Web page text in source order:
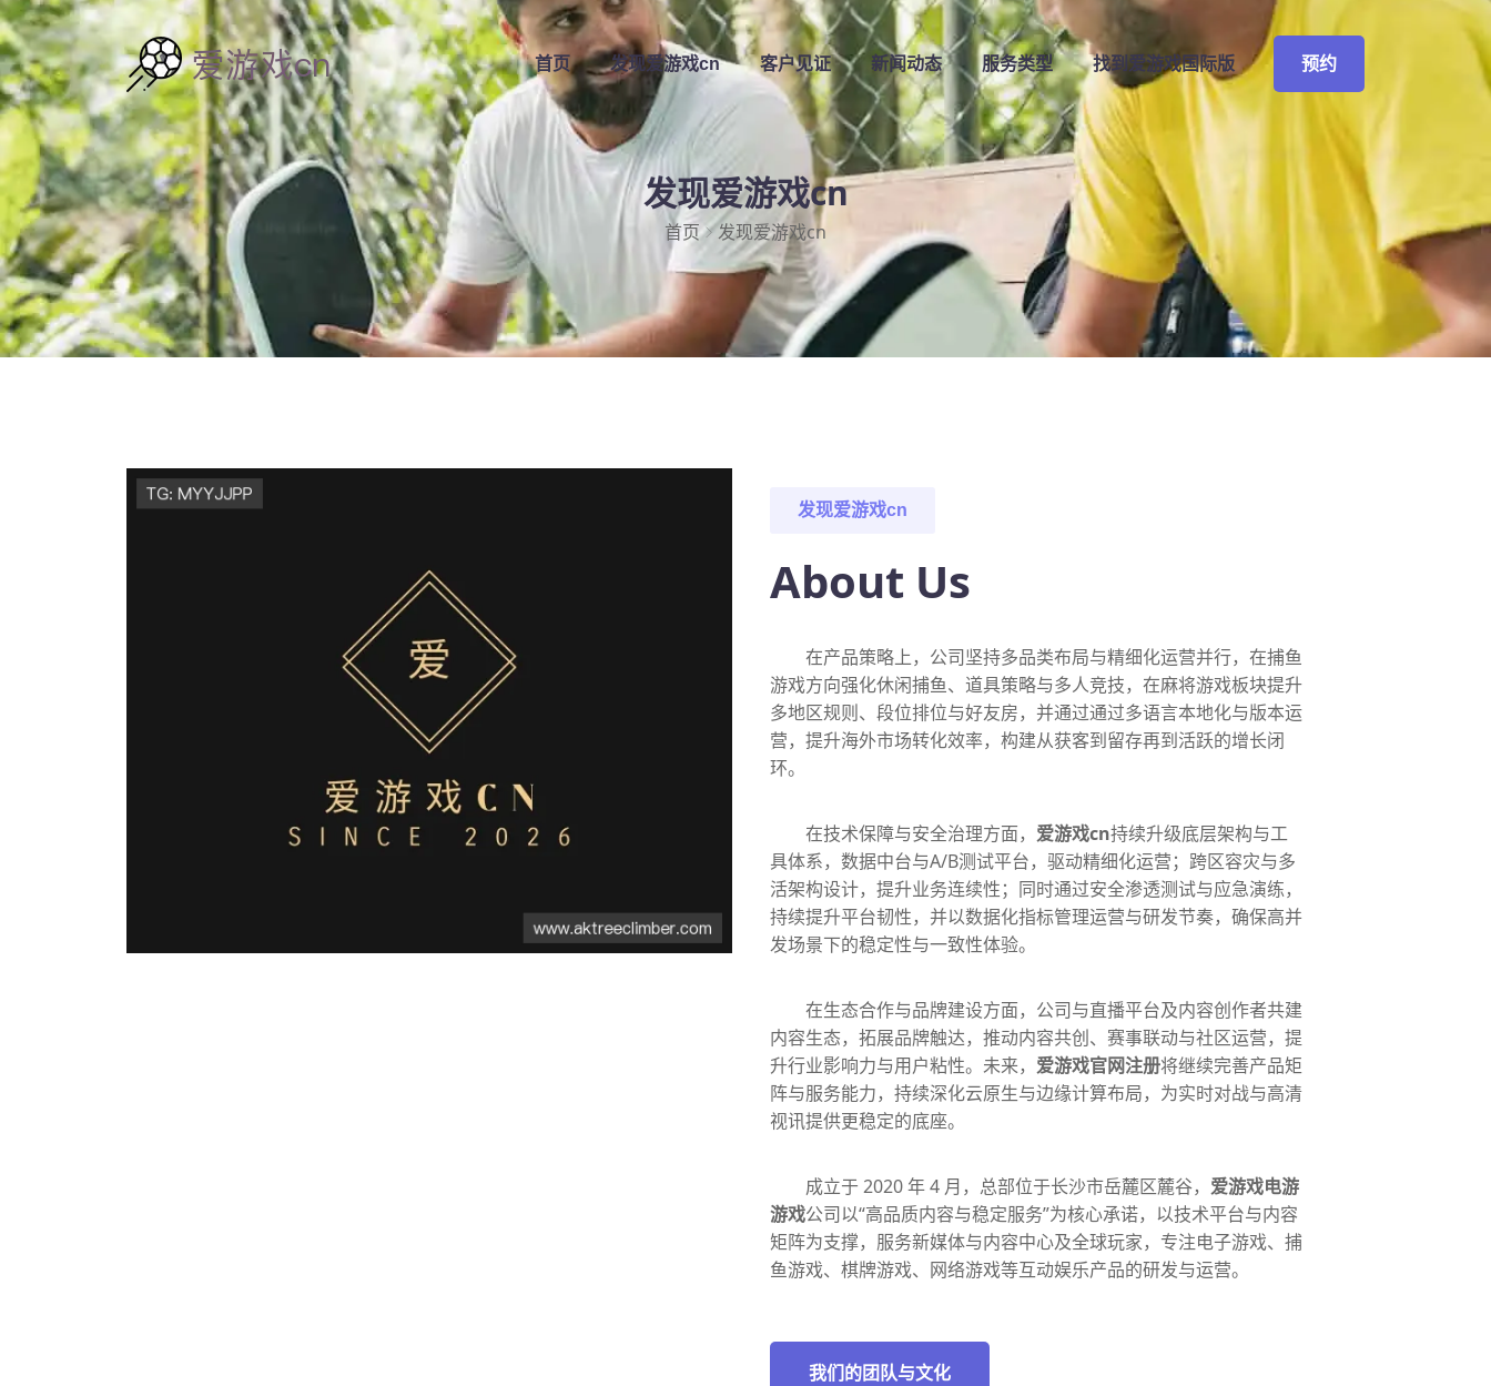
首页 发现爱游戏cn 客户见证 新闻动态 服务类型 找到 爱游戏国际版 预约
发现爱游戏cn
首页 发现爱游戏cn
发现爱游戏cn
About Us
在产品策略上，公司坚持多品类布局与精细化运营并行，在捕鱼
游戏方向强化休闲捕鱼、道具策略与多人竞技，在麻将游戏板块提升
多地区规则、段位排位与好友房，并通过通过多语言本地化与版本运
营，提升海外市场转化效率，构建从获客到留存再到活跃的增长闭
环。
在技术保障与安全治理方面， 爱游戏cn持续升级底层架构与工
具体系，数据中台与A/B测试平台，驱动精细化运营；跨区容灾与多
活架构设计，提升业务连续性；同时通过安全渗透测试与应急演练，
持续提升平台韧性，并以数据化指标管理运营与研发节奏，确保高并
发场景下的稳定性与一致性体验。
在生态合作与品牌建设方面，公司与直播平台及内容创作者共建
内容生态，拓展品牌触达，推动内容共创、赛事联动与社区运营，提
升行业影响力与用户粘性。未来， 爱游戏官网注册将继续完善产品矩
阵与服务能力，持续深化云原生与边缘计算布局，为实时对战与高清
视讯提供更稳定的底座。
成立于 2020 年 4 月，总部位于长沙市岳麓区麓谷， 爱游戏电游
游戏公司以“高品质内容与稳定服务”为核心承诺，以技术平台与内容
矩阵为支撑，服务新媒体与内容中心及全球玩家，专注电子游戏、捕
鱼游戏、棋牌游戏、网络游戏等互动娱乐产品的研发与运营。
我们的团队与文化